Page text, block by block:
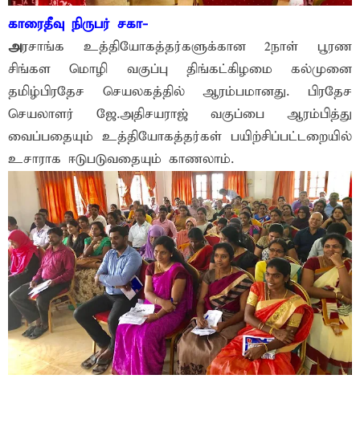
காரைதீவு நிருபர் சகா-
அரசாங்க உத்தியோகத்தர்களுக்கான 2நாள் பூரண
சிங்கள மொழி வகுப்பு திங்கட்கிழமை கல்முனை
தமிழ்பிரதேச செயலகத்தில் ஆரம்பமானது. பிரதேச
செயலாளர் ஜே.அதிசயராஜ் வகுப்பை ஆரம்பித்து
வைப்பதையும் உத்தியோகத்தர்கள் பயிற்சிப்பட்டறையில்
உசாராக ஈடுபடுவதையும் காணலாம்.